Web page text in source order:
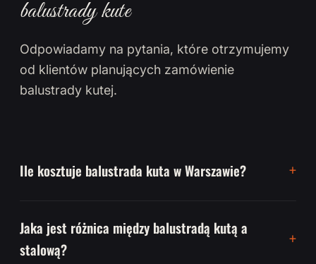
balustrady kute
Odpowiadamy na pytania, które otrzymujemy
od klientów planujących zamówienie
balustrady kutej.
Ile kosztuje balustrada kuta w Warszawie?
Jaka jest różnica między balustradą kutą a
stalową?